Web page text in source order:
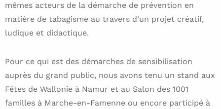
mêmes acteurs de la démarche de prévention en
matière de tabagisme au travers d’un projet créatif,
ludique et didactique.
Pour ce qui est des démarches de sensibilisation
auprès du grand public, nous avons tenu un stand aux
Fêtes de Wallonie à Namur et au Salon des 1001
familles à Marche-en-Famenne ou encore participé à